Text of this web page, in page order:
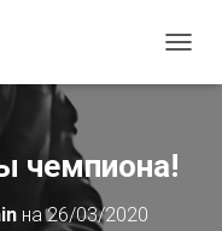
Е
чемпиона!
на26/03/2020